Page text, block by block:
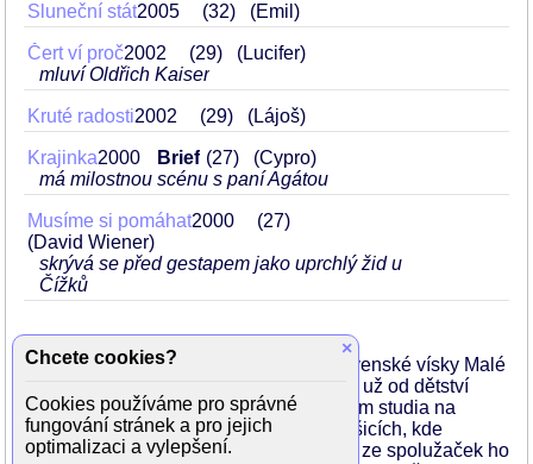
Sluneční stát2005 32 (Emil)
Čert ví proč2002 29
(Lucifer)
mluví Oldřich Kaiser
Kruté radosti2002 29 (Lájoš)
Krajinka2000 Brief 27
(Cypro)
má milostnou scénu s paní Agátou
Musíme si pomáhat2000
27
(David Wiener)
skrývá se před gestapem jako uprchlý žid u
Čížků
Původem Maďar pochází z východoslovenské vísky Malé
Kamence. Původně chtěl být zoologem, už od dětství
miluje zvířata. K herectví se dostal během studia na
střední elektrotechnologické škole v Košicích, kde
dokonale imitoval své pedagogy. Jedna ze spolužaček ho
×
Chcete cookies?
Cookies používáme pro správné
fungování stránek a pro jejich
optimalizaci a vylepšení.